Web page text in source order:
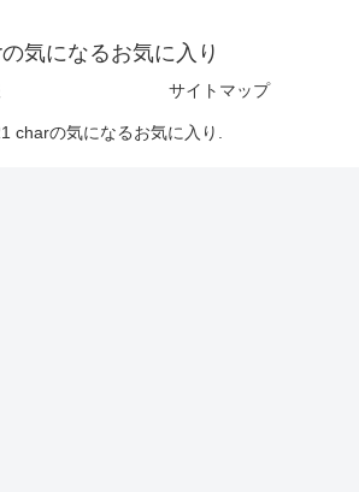
気になるお気に入り
サイトマップ
charの気になるお気に入り.